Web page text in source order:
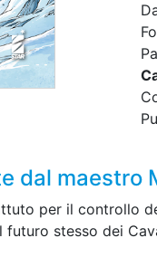
dal maestro
per il controllo
futuro stesso dei